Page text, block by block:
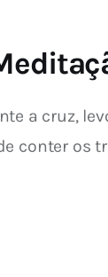
a cruz,
conter